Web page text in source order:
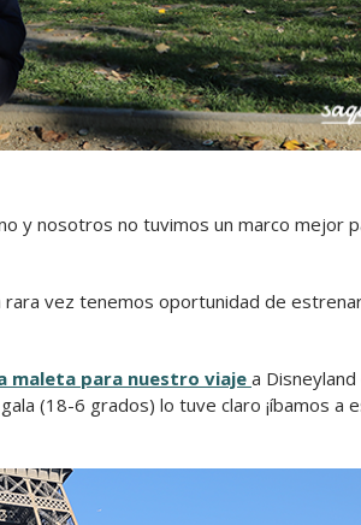
y nosotros no tuvimos un marco mejor
vez tenemos oportunidad de
maleta para nuestro viaje a
(18-6 grados) lo tuve claro ¡íbamos a